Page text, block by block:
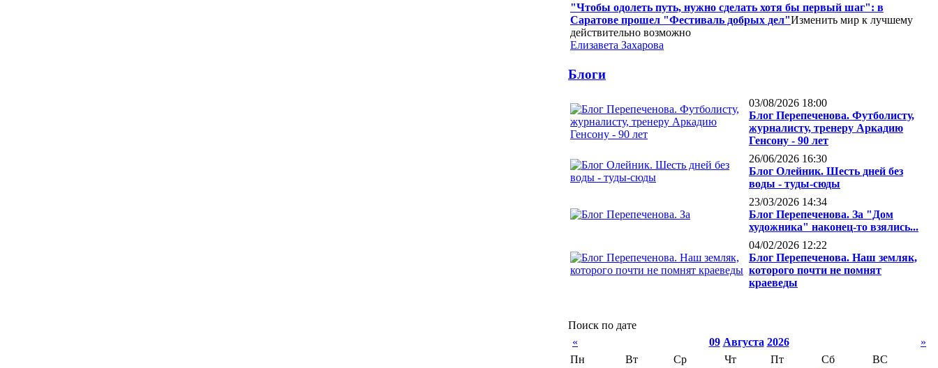
"Чтобы одолеть путь, нужно сделать хотя бы первый шаг": в
Саратове прошел "Фестиваль добрых дел"Изменить мир к лучшему
действительно возможно
Елизавета Захарова
Блоги
03/08/2026 18:00
Блог Перепеченова. Футболисту,
журналисту, тренеру Аркадию
Генсону - 90 лет
26/06/2026 16:30
Блог Олейник. Шесть дней без
воды - туды-сюды
23/03/2026 14:34
Блог Перепеченова. За "Дом
художника" наконец-то взялись...
04/02/2026 12:22
Блог Перепеченова. Наш земляк,
которого почти не помнят
краеведы
Поиск по дате
«
09 Августа 2026
»
Пн
Вт Ср Чт Пт Сб
ВС